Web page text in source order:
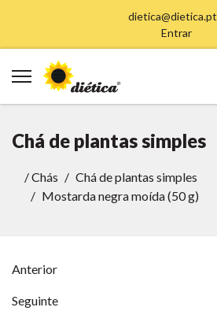
dietica@dietica.pt
Entrar
Chá de plantas simples
/Chás
Chá de plantas simples
Mostarda negra moída (50 g)
Anterior
Seguinte